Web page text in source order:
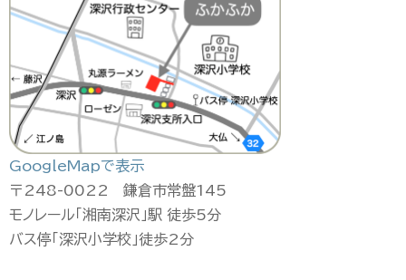
GoogleMapで表示
〒248-0022 鎌倉市常盤145
モノレール「湘南深沢」駅 徒歩5分
バス停「深沢小学校」徒歩2分